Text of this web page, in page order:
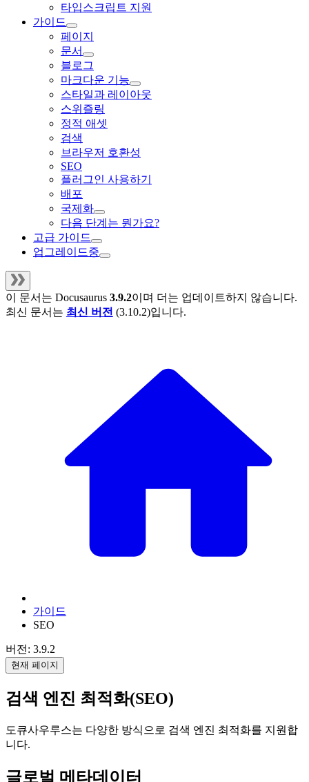
타입스크립트 지원
가이드
페이지
문서
블로그
마크다운 기능
스타일과 레이아웃
스위즐링
정적 애셋
검색
브라우저 호환성
SEO
플러그인 사용하기
배포
국제화
다음 단계는 뭔가요?
고급 가이드
업그레이드중
이 문서는 Docusaurus 3.9.2이며 더는 업데이트하지 않습니다.
최신 문서는 최신 버전 (3.10.2)입니다.
가이드
SEO
버전: 3.9.2
현재 페이지
검색 엔진 최적화(SEO)
도큐사우루스는 다양한 방식으로 검색 엔진 최적화를 지원합
니다.
글로벌 메타데이터